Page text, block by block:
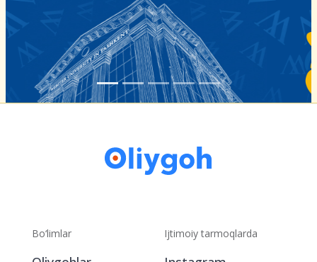
Bo‘limlar Ijtimoiy tarmoqlarda